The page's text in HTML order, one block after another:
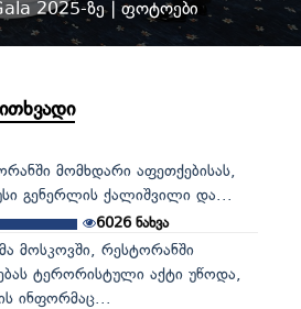
2025-ზე | ფოტოები
მომხდარი აფეთქებისას,
გენერლის ქალიშვილი და...
6026ნახვა
მოსკოვში, რესტორანში
ტერორისტული აქტი უწოდა,
ინფორმაც...